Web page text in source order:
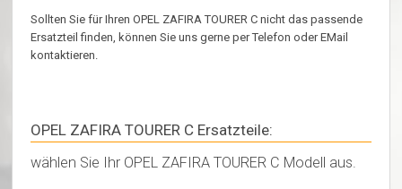
Sollten Sie für Ihren OPEL ZAFIRA TOURER C nicht das passende
Ersatzteil finden, können Sie uns gerne per Telefon oder EMail
kontaktieren.
OPEL ZAFIRA TOURER C Ersatzteile:
wählen Sie Ihr OPEL ZAFIRA TOURER C Modell aus.